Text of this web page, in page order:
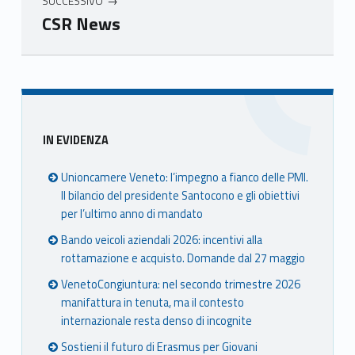
CSR News
Skip back to main navigation
Sidebar
IN EVIDENZA
Unioncamere Veneto: l’impegno a fianco delle PMI.
Il bilancio del presidente Santocono e gli obiettivi
per l’ultimo anno di mandato
Bando veicoli aziendali 2026: incentivi alla
rottamazione e acquisto. Domande dal 27 maggio
VenetoCongiuntura: nel secondo trimestre 2026
manifattura in tenuta, ma il contesto
internazionale resta denso di incognite
Sostieni il futuro di Erasmus per Giovani